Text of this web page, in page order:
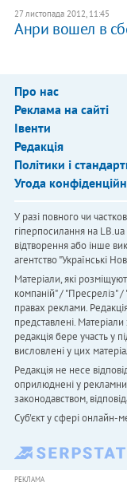
27 листопада 2012, 11:45
Анри вошел в
Про нас
Реклама на сайті
Івенти
Редакція
Політики і
Угода
У разі повного чи
гіперпосилання на
відтворення або інше
агентство "Українськi
Матеріали, які
компаній" / "Пресреліз"
правах реклами.
представлені.
редакція бере участь у
висловлені у цих
Редакція не несе
оприлюднені у
законодавством,
Cуб'єкт у сфері онлайн-
РЕКЛАМА